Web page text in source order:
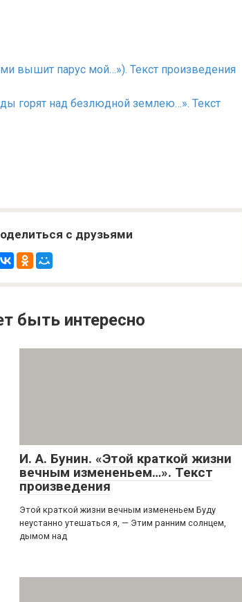
вышит парус мой…»). Текст произведения
горят над безлюдной землею…». Текст
с друзьями
быть интересно
И. А. Бунин. «Этой краткой жизни
вечным измененьем…». Текст
произведения
Этой краткой жизни вечным измененьем Буду
неустанно утешаться я, — Этим ранним солнцем,
дымом над